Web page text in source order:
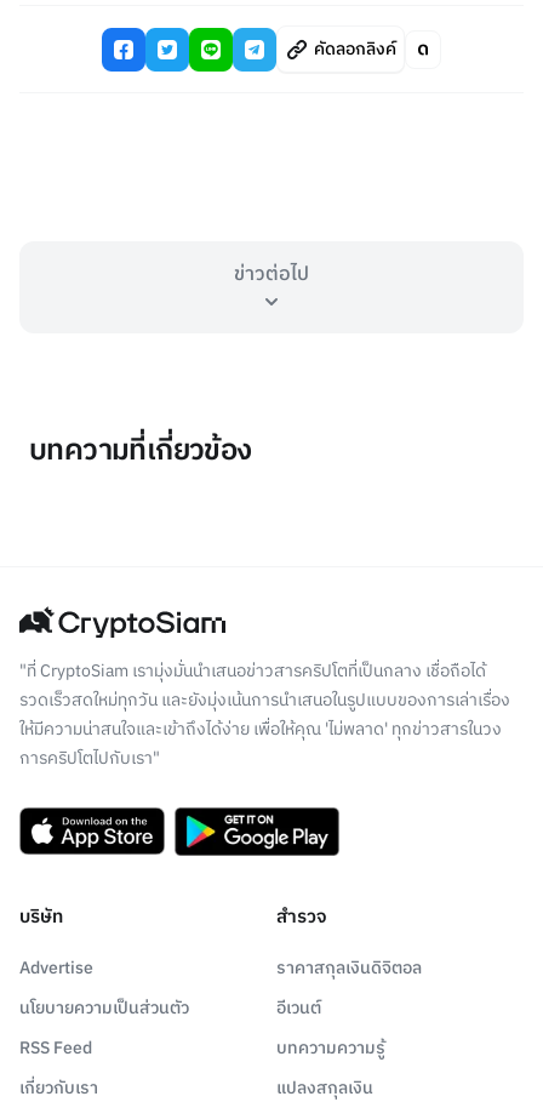
คัดลอกลิงค์
ข่าวต่อไป
บทความที่เกี่ยวข้อง
"ที่ CryptoSiam เรามุ่งมั่นนำเสนอข่าวสารคริปโตที่เป็นกลาง เชื่อถือได้
รวดเร็วสดใหม่ทุกวัน และยังมุ่งเน้นการนำเสนอในรูปแบบของการเล่าเรื่อง
ให้มีความน่าสนใจและเข้าถึงได้ง่าย เพื่อให้คุณ 'ไม่พลาด' ทุกข่าวสารในวง
การคริปโตไปกับเรา"
บริษัท
Advertise
นโยบายความเป็นส่วนตัว
RSS Feed
เกี่ยวกับเรา
สำรวจ
ราคาสกุลเงินดิจิตอล
อีเวนต์
บทความความรู้
แปลงสกุลเงิน